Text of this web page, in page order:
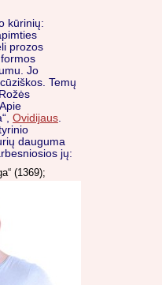
kūrinių:
prozos
Jo
Temų
Ovidijaus.
dauguma
jų:
(1369);